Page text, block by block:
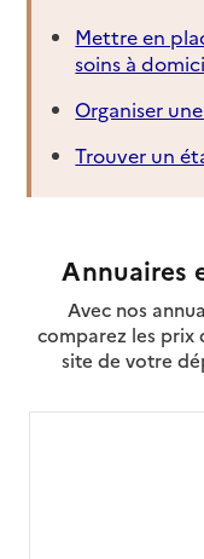
Mettre en
soins à
Organiser
Trouver un
Annuaires
Avec nos
comparez les prix
site de votre